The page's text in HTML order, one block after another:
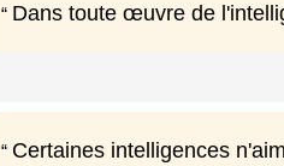
Dans toute œuvre de
Certaines intelligences